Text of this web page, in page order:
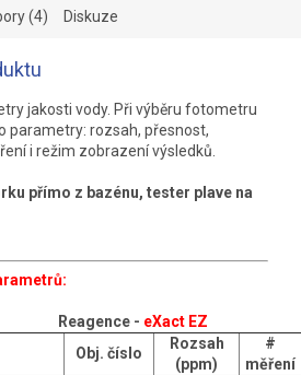
(4) Diskuze
jakosti vody. Při výběru fotometru
parametry: rozsah, přesnost,
i režim zobrazení výsledků.
přímo z bazénu, tester plave na
Reagence - eXact EZ
Obj. číslo
Rozsah
(ppm)
#
měření